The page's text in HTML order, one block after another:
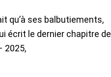
qu’à ses balbutiements,
écrit le dernier chapitre de
2025,